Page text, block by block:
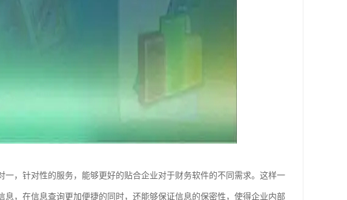
，针对性的服务，能够更好的贴合企业对于财务软件的不同需求。这样一
，在信息查询更加便捷的同时，还能够保证信息的保密性，使得企业内部